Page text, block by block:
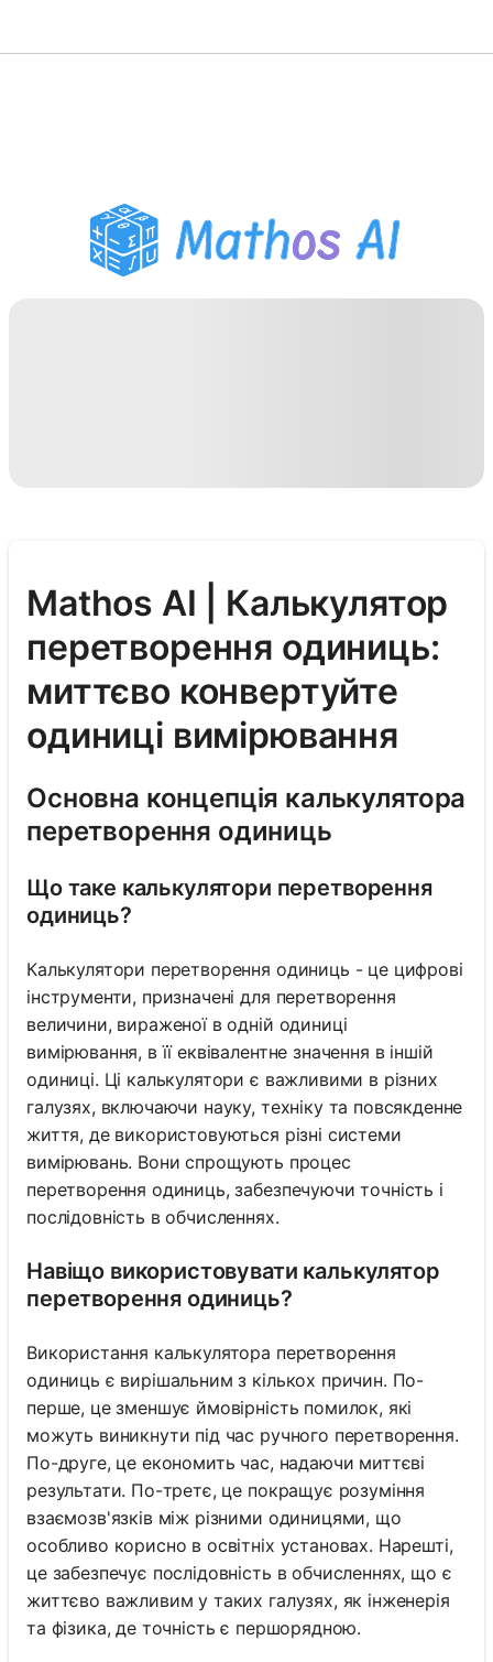
Помічник з домашнім
завданням PDF
Mathos AI | Калькулятор
перетворення одиниць:
миттєво конвертуйте
одиниці вимірювання
Основна концепція калькулятора
перетворення одиниць
Що таке калькулятори перетворення
одиниць?
Калькулятори перетворення одиниць - це цифрові
інструменти, призначені для перетворення
величини, вираженої в одній одиниці
вимірювання, в її еквівалентне значення в іншій
одиниці. Ці калькулятори є важливими в різних
галузях, включаючи науку, техніку та повсякденне
життя, де використовуються різні системи
вимірювань. Вони спрощують процес
перетворення одиниць, забезпечуючи точність і
послідовність в обчисленнях.
Навіщо використовувати калькулятор
перетворення одиниць?
Використання калькулятора перетворення
одиниць є вирішальним з кількох причин. По-
перше, це зменшує ймовірність помилок, які
можуть виникнути під час ручного перетворення.
По-друге, це економить час, надаючи миттєві
результати. По-третє, це покращує розуміння
взаємозв'язків між різними одиницями, що
особливо корисно в освітніх установах. Нарешті,
це забезпечує послідовність в обчисленнях, що є
життєво важливим у таких галузях, як інженерія
та фізика, де точність є першорядною.